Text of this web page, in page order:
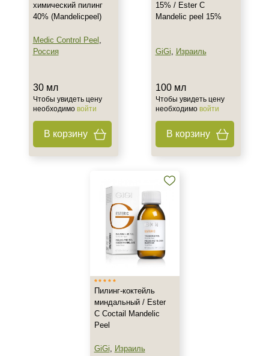
химический пилинг
40% (Mandelicpeel)
Medic Control Peel ,
Россия
30 мл
Чтобы увидеть цену
необходимо войти
В корзину
15% / Ester C
Mandelic peel 15%
GiGi, Израиль
100 мл
Чтобы увидеть цену
необходимо войти
В корзину
Пилинг-коктейль
миндальный / Ester
C Coctail Mandeliс
Peel
GiGi, Израиль